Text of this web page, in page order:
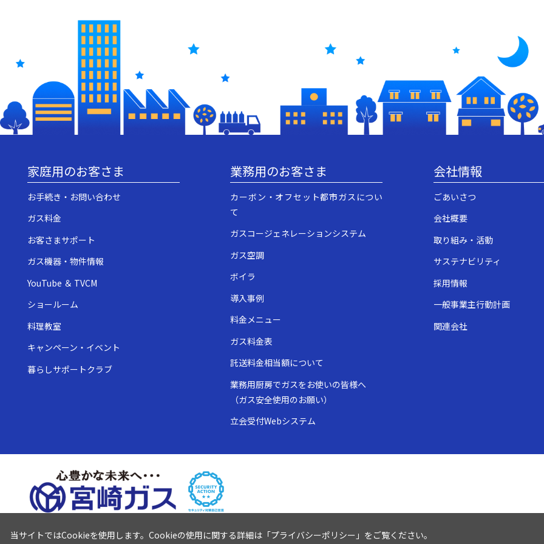
当サイトではCookieを使用します。Cookieの使用に関する詳細は「プライバシーポリシー 」をご覧ください。
家庭用のお客さま
お手続き・お問い合わせ
ガス料金
お客さまサポート
ガス機器・物件情報
YouTube ＆ TVCM
ショールーム
料理教室
キャンペーン・イベント
暮らしサポートクラブ
業務用のお客さま
カーボン・オフセット都市ガスについ
て
ガスコージェネレーションシステム
ガス空調
ボイラ
導入事例
料金メニュー
ガス料金表
託送料金相当額について
業務用厨房でガスをお使いの皆様へ
（ガス安全使用のお願い）
立会受付Webシステム
会社情報
ごあいさつ
会社概要
取り組み・活動
サステナビリティ
採用情報
一般事業主行動計画
関連会社